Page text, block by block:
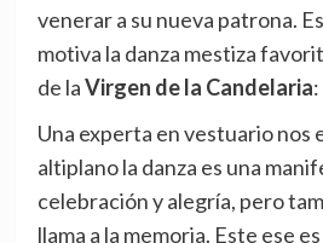
venerar a su nueva patrona.
motiva la danza mestiza
de laVirgen de la Candelaria
Una experta en vestuario nos
altiplano la danza es una
celebración y alegría, pero
llama a la memoria. Este ese